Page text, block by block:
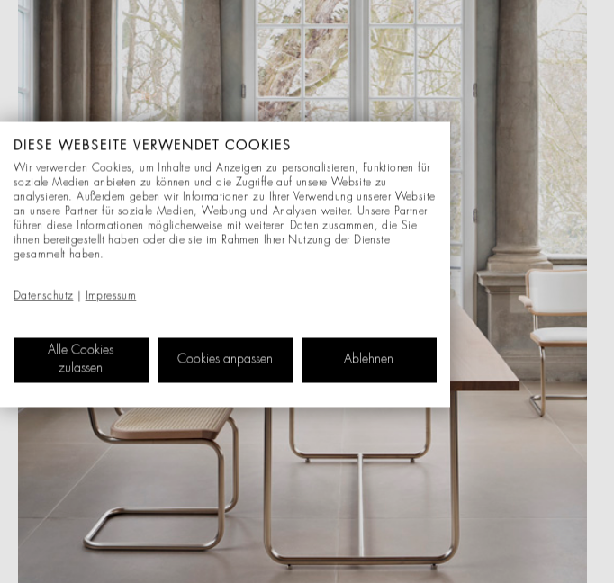
DIESE WEBSEITE VERWENDET COOKIES
Wir verwenden Cookies, um Inhalte und Anzeigen zu personalisieren, Funktionen für
soziale Medien anbieten zu können und die Zugriffe auf unsere Website zu
analysieren. Außerdem geben wir Informationen zu Ihrer Verwendung unserer Website
an unsere Partner für soziale Medien, Werbung und Analysen weiter. Unsere Partner
führen diese Informationen möglicherweise mit weiteren Daten zusammen, die Sie
ihnen bereitgestellt haben oder die sie im Rahmen Ihrer Nutzung der Dienste
gesammelt haben.
Datenschutz Impressum
Alle Cookies
zulassen
Cookies anpassen Ablehnen